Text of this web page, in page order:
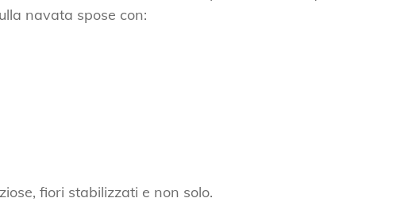
navata spose con:
fiori stabilizzati e non solo.